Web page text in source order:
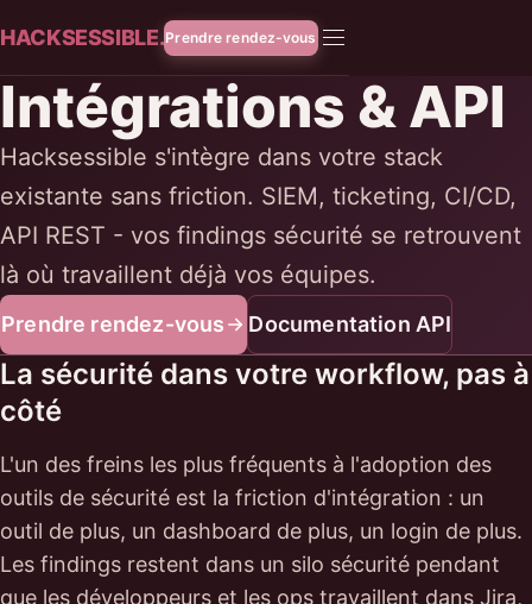
HACKSESSIBLE.Prendre rendez-vous
Intégrations & API
Hacksessible s'intègre dans votre stack
existante sans friction. SIEM, ticketing, CI/CD,
API REST - vos findings sécurité se retrouvent
là où travaillent déjà vos équipes.
Prendre rendez-vous Documentation API
La sécurité dans votre workflow, pas à
côté
L'un des freins les plus fréquents à l'adoption des
outils de sécurité est la friction d'intégration : un
outil de plus, un dashboard de plus, un login de plus.
Les findings restent dans un silo sécurité pendant
que les développeurs et les ops travaillent dans Jira,